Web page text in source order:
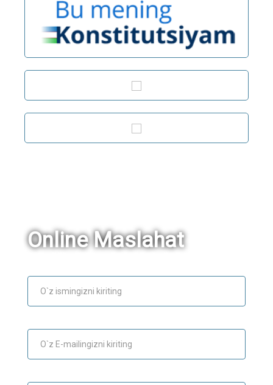
Online Maslahat